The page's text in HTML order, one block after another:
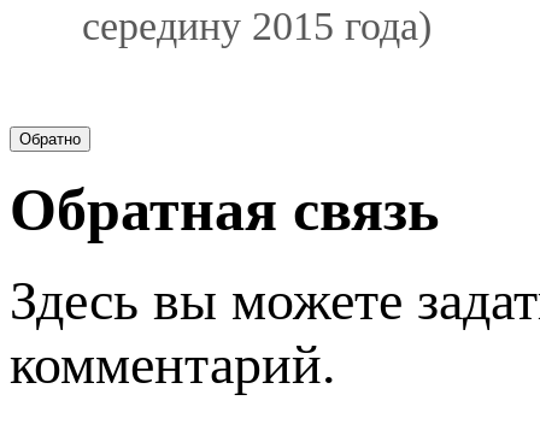
середину 2015 года)
Обратная связь
Здесь вы можете
комментарий.